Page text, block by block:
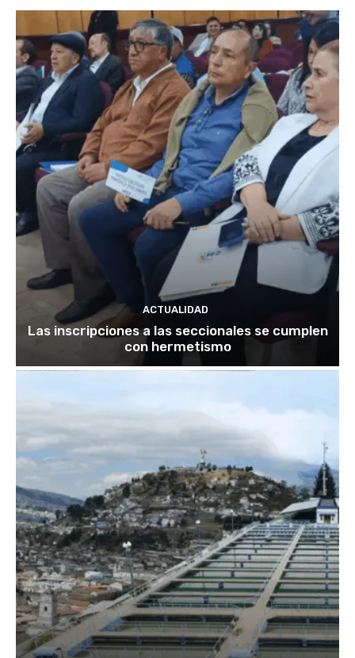
ACTUALIDAD
Las inscripciones a las seccionales se cumplen
con hermetismo